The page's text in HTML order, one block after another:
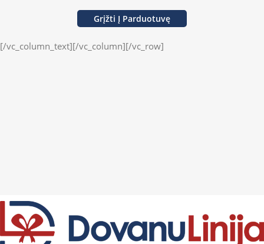
Grįžti Į Parduotuvę
[/vc_column_text][/vc_column][/vc_row]